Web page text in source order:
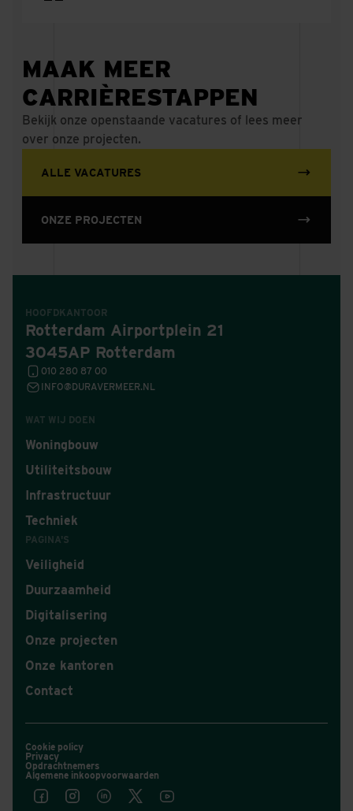
MAAK MEER
CARRIÈRESTAPPEN
Bekijk onze openstaande vacatures of lees meer
over onze projecten.
ALLE VACATURES
ONZE PROJECTEN
WAT WIJ DOEN
Woningbouw
Utiliteitsbouw
Infrastructuur
Techniek
PAGINA'S
Veiligheid
Duurzaamheid
Digitalisering
Onze projecten
Onze kantoren
Contact
HOOFDKANTOOR
Rotterdam Airportplein 21
3045AP Rotterdam
010 280 87 00
INFO@DURAVERMEER.NL
Cookie policy
Privacy
Opdrachtnemers
Algemene inkoopvoorwaarden